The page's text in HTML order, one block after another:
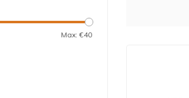
Max: €40